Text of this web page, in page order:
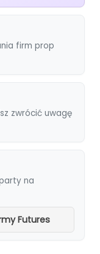
firm prop
zwrócić uwagę
na
Futures